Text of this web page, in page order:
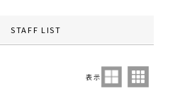
STAFF LIST
表示